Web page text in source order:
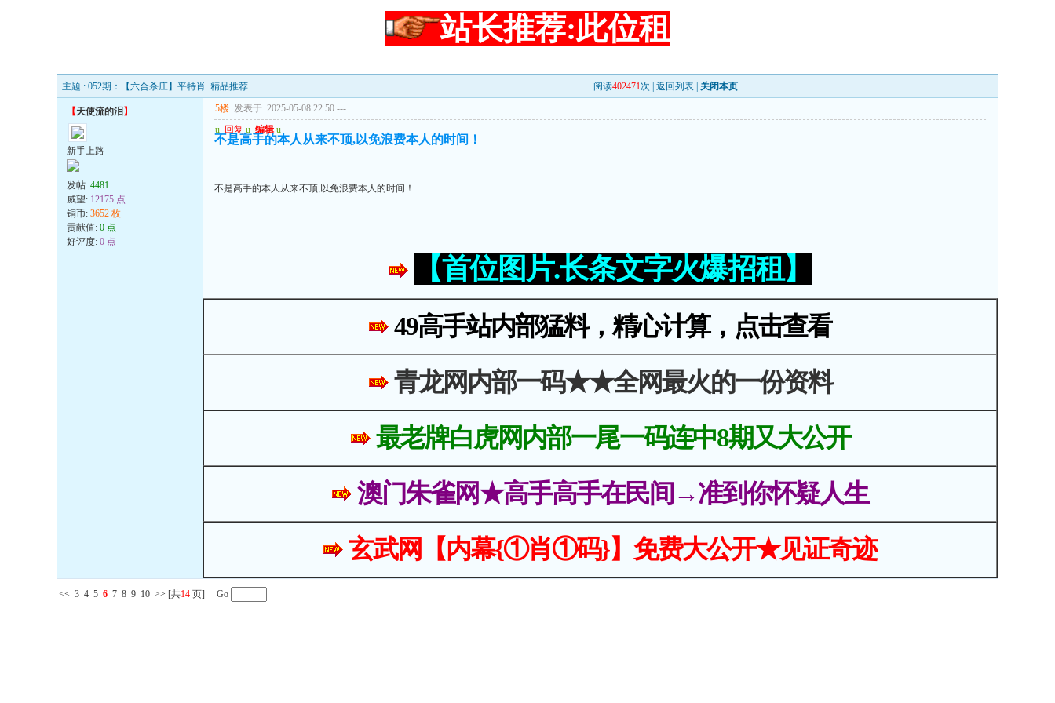
站长推荐:此位租
主题 : 052期：【六合杀庄】平特肖. 精品推荐.. 阅读402471次 | 返回列表 关闭本页
【天使流的泪 】
新手上路
发帖: 4481
威望: 12175 点
铜币: 3652 枚
贡献值: 0 点
好评度: 0 点
5楼 发表于: 2025-05-08 22:50 ---
u 回复 u 编辑 u
不是高手的本人从来不顶,以免浪费本人的时间！
不是高手的本人从来不顶,以免浪费本人的时间！
【首位图片.长条文字火爆招租】
49高手站内部猛料，精心计算，点击查看
青龙网内部一码★★全网最火的一份资料
最老牌白虎网内部一尾一码连中8期又大公开
澳门朱雀网★高手高手在民间→准到你怀疑人生
玄武网【内幕{①肖①码}】免费大公开★见证奇迹
<< 3 4 5 6 7 8 9 10 >> [共14 页] Go